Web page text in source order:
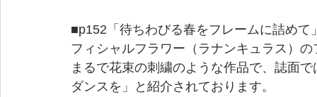
■p152「待ちわびる春をフレームに詰め
フィシャルフラワー（ラナンキュラス）
まるで花束の刺繍のような作品で、誌面
ダンスを」と紹介されております。